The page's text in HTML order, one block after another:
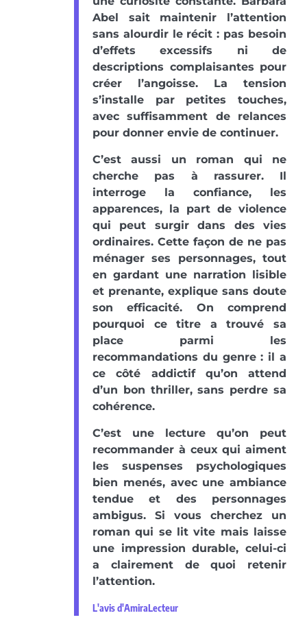
Abel sait maintenir l’attention
sans alourdir le récit : pas besoin
d’effets excessifs ni de
descriptions complaisantes pour
créer l’angoisse. La tension
s’installe par petites touches,
avec suffisamment de relances
pour donner envie de continuer.
C’est aussi un roman qui ne
cherche pas à rassurer. Il
interroge la confiance, les
apparences, la part de violence
qui peut surgir dans des vies
ordinaires. Cette façon de ne pas
ménager ses personnages, tout
en gardant une narration lisible
et prenante, explique sans doute
son efficacité. On comprend
pourquoi ce titre a trouvé sa
place parmi les
recommandations du genre : il a
ce côté addictif qu’on attend
d’un bon thriller, sans perdre sa
cohérence.
C’est une lecture qu’on peut
recommander à ceux qui aiment
les suspenses psychologiques
bien menés, avec une ambiance
tendue et des personnages
ambigus. Si vous cherchez un
roman qui se lit vite mais laisse
une impression durable, celui-ci
a clairement de quoi retenir
l’attention.
L'avis d'AmiraLecteur